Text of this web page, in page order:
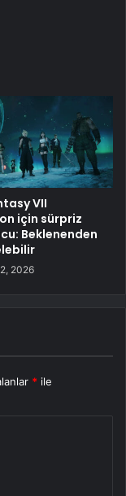
VII
için sürpriz
Beklenenden
2026
* ile